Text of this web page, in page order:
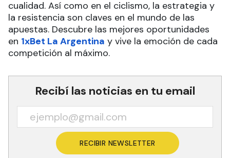
cualidad. Así como en el ciclismo, la estrategia y
la resistencia son claves en el mundo de las
apuestas. Descubre las mejores oportunidades
en 1xBet La Argentina y vive la emoción de cada
competición al máximo.
Recibí las noticias en tu email
RECIBIR NEWSLETTER